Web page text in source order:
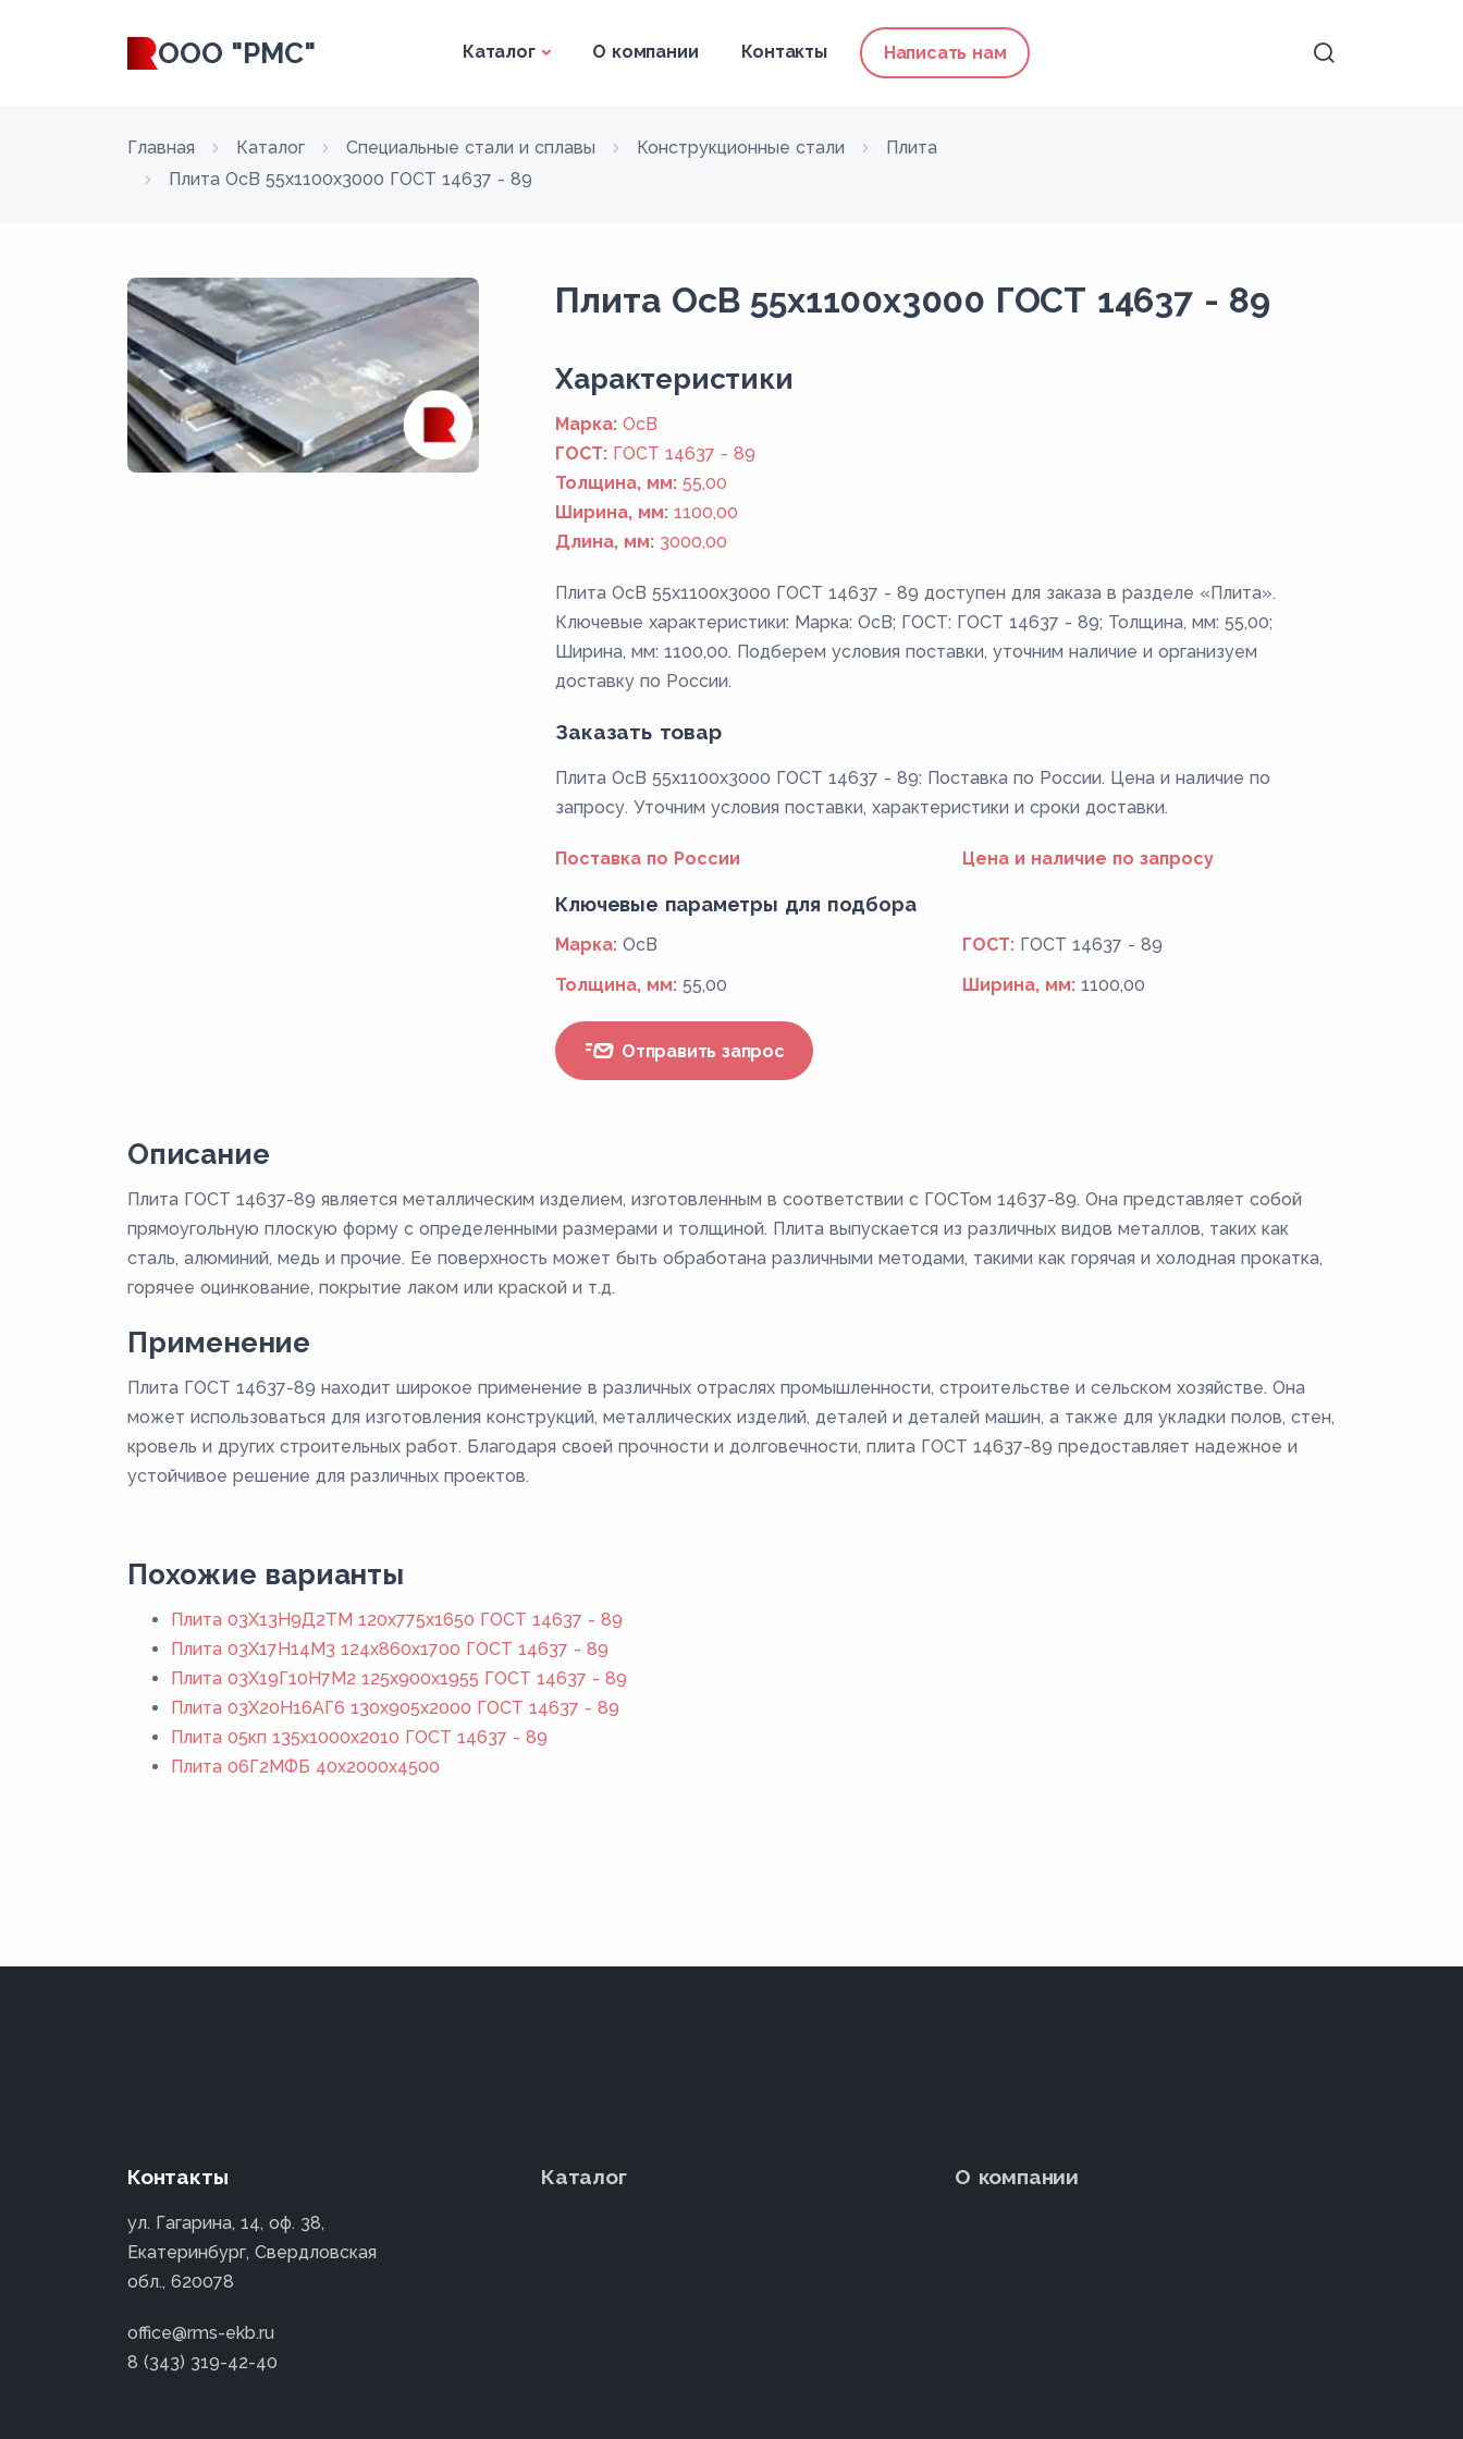
ООО "РМС" Каталог О компании Контакты Написать нам
Главная Каталог Специальные стали и сплавы Конструкционные стали
Плита
Плита ОсВ 55x1100x3000 ГОСТ 14637 - 89
Плита ОсВ 55x1100x3000 ГОСТ 14637 - 89
Xарактеристики
Марка: ОсВ
ГОСТ: ГОСТ 14637 - 89
Толщина, мм: 55,00
Ширина, мм: 1100,00
Длина, мм: 3000,00
Плита ОсВ 55x1100x3000 ГОСТ 14637 - 89 доступен для заказа в разделе «Плита».
Ключевые характеристики: Марка: ОсВ; ГОСТ: ГОСТ 14637 - 89; Толщина, мм: 55,00;
Ширина, мм: 1100,00. Подберем условия поставки, уточним наличие и организуем
доставку по России.
Заказать товар
Плита ОсВ 55x1100x3000 ГОСТ 14637 - 89: Поставка по России. Цена и наличие по
запросу. Уточним условия поставки, характеристики и сроки доставки.
Поставка по России Цена и наличие по запросу
Ключевые параметры для подбора
Марка: ОсВ ГОСТ: ГОСТ 14637 - 89
Толщина, мм: 55,00 Ширина, мм: 1100,00
Отправить запрос
Описание
Плита ГОСТ 14637-89 является металлическим изделием, изготовленным в соответствии с ГОСТом 14637-89. Она представляет собой
прямоугольную плоскую форму с определенными размерами и толщиной. Плита выпускается из различных видов металлов, таких как
сталь, алюминий, медь и прочие. Ее поверхность может быть обработана различными методами, такими как горячая и холодная прокатка,
горячее оцинкование, покрытие лаком или краской и т.д.
Применение
Плита ГОСТ 14637-89 находит широкое применение в различных отраслях промышленности, строительстве и сельском хозяйстве. Она
может использоваться для изготовления конструкций, металлических изделий, деталей и деталей машин, а также для укладки полов, стен,
кровель и других строительных работ. Благодаря своей прочности и долговечности, плита ГОСТ 14637-89 предоставляет надежное и
устойчивое решение для различных проектов.
Похожие варианты
Плита 03Х13Н9Д2ТМ 120x775x1650 ГОСТ 14637 - 89
Плита 03Х17Н14М3 124x860x1700 ГОСТ 14637 - 89
Плита 03Х19Г10Н7М2 125x900x1955 ГОСТ 14637 - 89
Плита 03Х20Н16АГ6 130x905x2000 ГОСТ 14637 - 89
Плита 05кп 135x1000x2010 ГОСТ 14637 - 89
Плита 06Г2МФБ 40x2000x4500
Контакты
ул. Гагарина, 14, оф. 38,
Екатеринбург, Свердловская
обл., 620078
office@rms-ekb.ru
8 (343) 319-42-40
Каталог О компании